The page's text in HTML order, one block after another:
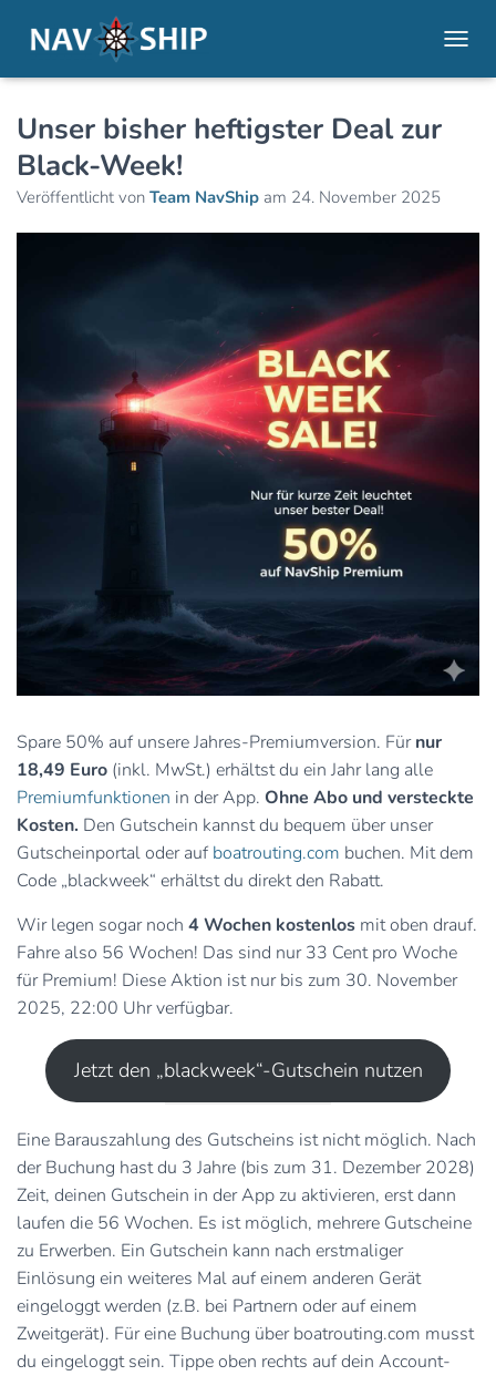
Unser bisher heftigster Deal zur
Black-Week!
Veröffentlicht von Team NavShip am 24. November 2025
Spare 50% auf unsere Jahres-Premiumversion. Fürnur
18,49 Euro (inkl. MwSt.) erhältst du ein Jahr lang alle
Premiumfunktionen in der App. Ohne Abo und versteckte
Kosten. Den Gutschein kannst du bequem über unser
Gutscheinportal oder auf boatrouting.com buchen. Mit dem
Code „blackweek“ erhältst du direkt den Rabatt.
Wir legen sogar noch 4 Wochen kostenlos mit oben drauf.
Fahre also 56 Wochen! Das sind nur 33 Cent pro Woche
für Premium! Diese Aktion ist nur bis zum 30. November
2025, 22:00 Uhr verfügbar.
Jetzt den „blackweek“-Gutschein nutzen
Eine Barauszahlung des Gutscheins ist nicht möglich. Nach
der Buchung hast du 3 Jahre (bis zum 31. Dezember 2028)
Zeit, deinen Gutschein in der App zu aktivieren, erst dann
laufen die 56 Wochen. Es ist möglich, mehrere Gutscheine
zu Erwerben. Ein Gutschein kann nach erstmaliger
Einlösung ein weiteres Mal auf einem anderen Gerät
eingeloggt werden (z.B. bei Partnern oder auf einem
Zweitgerät). Für eine Buchung über boatrouting.com musst
du eingeloggt sein. Tippe oben rechts auf dein Account-